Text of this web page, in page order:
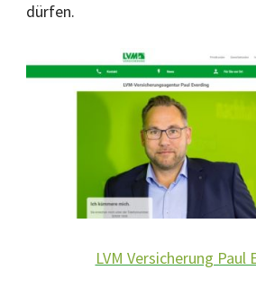
dürfen.
LVM Versicherung Paul